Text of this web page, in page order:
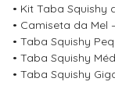
• Kit Taba Squishy
• Camiseta da Mel
• Taba Squishy
• Taba Squishy
• Taba Squishy